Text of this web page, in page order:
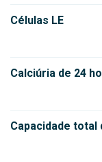
Células LE
Calciúria de 24
Capacidade